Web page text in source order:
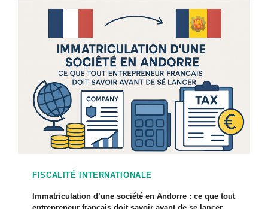
FISCALITÉ INTERNATIONALE
Immatriculation d’une société en Andorre : ce que tout